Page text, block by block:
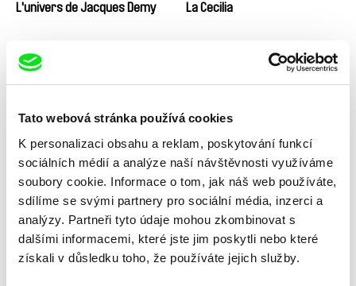
Tato webová stránka používá cookies
K personalizaci obsahu a reklam, poskytování funkcí
sociálních médií a analýze naší návštěvnosti využíváme
soubory cookie. Informace o tom, jak náš web používáte,
sdílíme se svými partnery pro sociální média, inzerci a
analýzy. Partneři tyto údaje mohou zkombinovat s
dalšími informacemi, které jste jim poskytli nebo které
získali v důsledku toho, že používáte jejich služby.
L'univers de Jacques Demy La Cecilia
Pablo Álvarez Mesa, Fernando Lopez
Escriva
La Pesca
Agnès Varda
La Pointe Courte